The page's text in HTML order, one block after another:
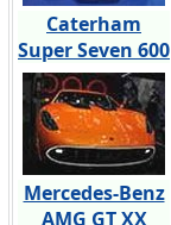
Caterham
Super Seven 600
Mercedes-Benz
AMG GT XX